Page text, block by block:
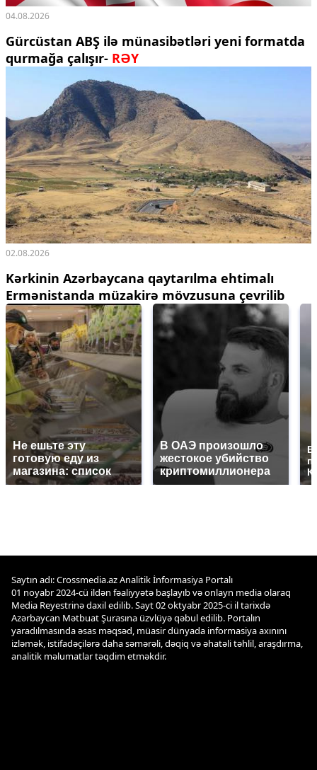
04.08.2026
Gürcüstan ABŞ ilə münasibətləri yeni formatda
qurmağa çalışır- RƏY
02.08.2026
Kərkinin Azərbaycana qaytarılma ehtimalı
Ermənistanda müzakirə mövzusuna çevrilib
Не ешьте эту
готовую еду из
магазина: список
В ОАЭ произошло
жестокое убийство
криптомиллионера
Saytın adı: Crossmedia.az Analitik İnformasiya Portalı
01 noyabr 2024-cü ildən fəaliyyətə başlayıb və onlayn media olaraq
Media Reyestrinə daxil edilib. Sayt 02 oktyabr 2025-ci il tarixdə
Azərbaycan Mətbuat Şurasına üzvlüyə qəbul edilib. Portalın
yaradılmasında əsas məqsəd, müasir dünyada informasiya axınını
izləmək, istifadəçilərə daha səmərəli, dəqiq və əhatəli təhlil, araşdırma,
analitik məlumatlar təqdim etməkdir.